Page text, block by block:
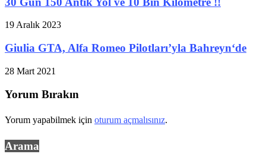
19 Aralık 2023
Giulia GTA, Alfa Romeo Pilotları’yla Bahreyn‘de
28 Mart 2021
Yorum Bırakın
Yorum yapabilmek için oturum açmalısınız.
Arama